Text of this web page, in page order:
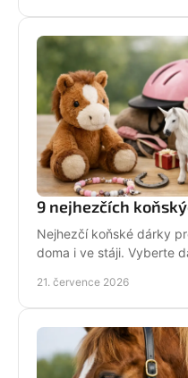
9 nejhezčích
Nejhezčí koňské dárky
doma i ve stáji. Vyberte
21. července 2026